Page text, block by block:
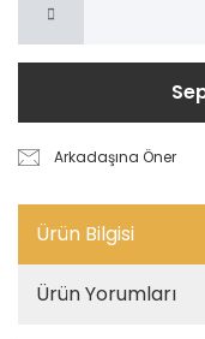
Arkadaşına Öner
Ürün Bilgisi
Ürün Yorumları